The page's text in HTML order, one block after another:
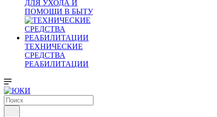
ДЛЯ УХОДА И
ПОМОЩИ В БЫТУ
ТЕХНИЧЕСКИЕ
СРЕДСТВА
РЕАБИЛИТАЦИИ